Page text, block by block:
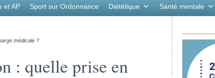
et AP Sport sur Ordonnance Diététique Santé mentale
médicale ?
: quelle prise en